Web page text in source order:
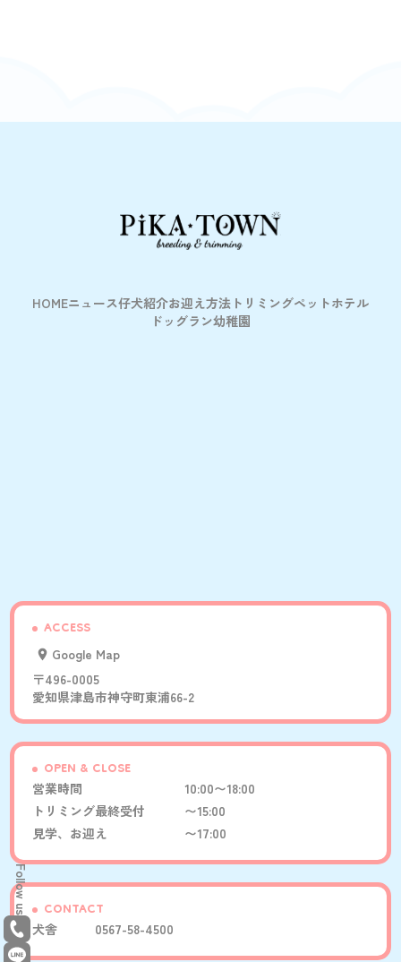
Follow us
HOMEニュース仔犬紹介お迎え方法 トリミングペットホテル
ドッグラン幼稚園
ACCESS
Google Map
〒496-0005
愛知県津島市神守町東浦66-2
OPEN & CLOSE
営業時間
10:00〜18:00
トリミング最終受付
〜15:00
見学、お迎え
〜17:00
CONTACT
犬舎 0567-58-4500